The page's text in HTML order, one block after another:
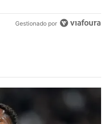
Gestionado por